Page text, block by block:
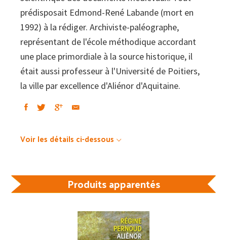
prédisposait Edmond-René Labande (mort en
1992) à la rédiger. Archiviste-paléographe,
représentant de l'école méthodique accordant
une place primordiale à la source historique, il
était aussi professeur à l'Université de Poitiers,
la ville par excellence d'Aliénor d'Aquitaine.
Voir les détails ci-dessous
Produits apparentés